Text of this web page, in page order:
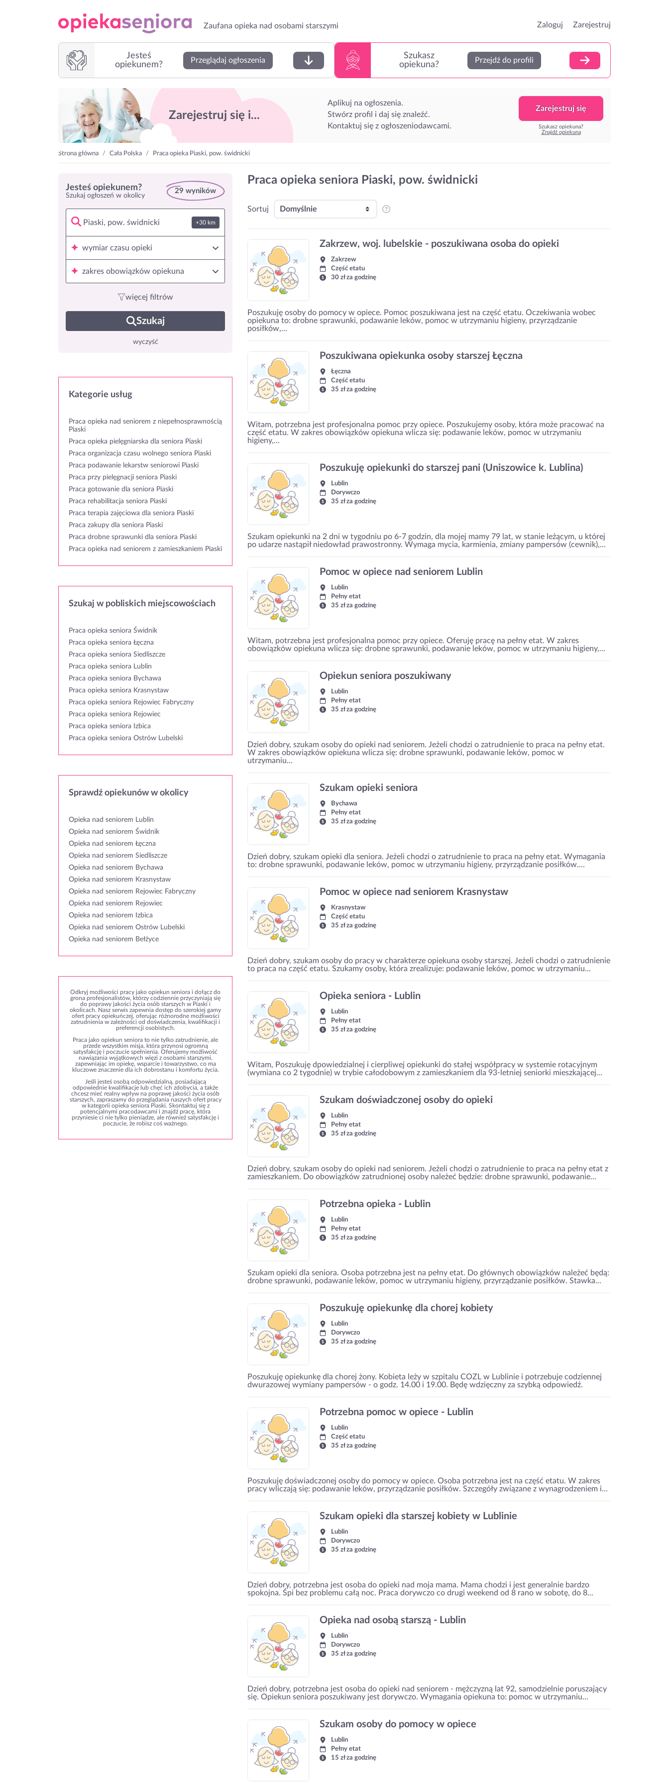
Zaufana opieka nad osobami starszymi Zaloguj Zarejestruj
Jesteś
opiekunem?
Przeglądaj ogłoszenia
Szukasz
opiekuna?
Przejdź do profili
Zarejestruj się i...
Aplikuj na ogłoszenia.
Stwórz profil i daj się znaleźć.
Kontaktuj się z ogłoszeniodawcami.
Zarejestruj się
Szukasz opiekuna?
Znajdź opiekuna
Strona główna Cała Polska Praca opieka Piaski, pow. świdnicki
Jesteś opiekunem?
Szukaj ogłoszeń w okolicy
29 wyników
+30 km
wymiar czasu opieki
zakres obowiązków opiekuna
więcej filtrów
Szukaj
wyczyść
Kategorie usług
Praca opieka nad seniorem z niepełnosprawnością
Piaski
Praca opieka pielęgniarska dla seniora Piaski
Praca organizacja czasu wolnego seniora Piaski
Praca podawanie lekarstw seniorowi Piaski
Praca przy pielęgnacji seniora Piaski
Praca gotowanie dla seniora Piaski
Praca rehabilitacja seniora Piaski
Praca terapia zajęciowa dla seniora Piaski
Praca zakupy dla seniora Piaski
Praca drobne sprawunki dla seniora Piaski
Praca opieka nad seniorem z zamieszkaniem Piaski
Szukaj w pobliskich miejscowościach
Praca opieka seniora Świdnik
Praca opieka seniora Łęczna
Praca opieka seniora Siedliszcze
Praca opieka seniora Lublin
Praca opieka seniora Bychawa
Praca opieka seniora Krasnystaw
Praca opieka seniora Rejowiec Fabryczny
Praca opieka seniora Rejowiec
Praca opieka seniora Izbica
Praca opieka seniora Ostrów Lubelski
Sprawdź opiekunów w okolicy
Opieka nad seniorem Lublin
Opieka nad seniorem Świdnik
Opieka nad seniorem Łęczna
Opieka nad seniorem Siedliszcze
Opieka nad seniorem Bychawa
Opieka nad seniorem Krasnystaw
Opieka nad seniorem Rejowiec Fabryczny
Opieka nad seniorem Rejowiec
Opieka nad seniorem Izbica
Opieka nad seniorem Ostrów Lubelski
Opieka nad seniorem Bełżyce
Odkryj możliwości pracy jako opiekun seniora i dołącz do
grona profesjonalistów, którzy codziennie przyczyniają się
do poprawy jakości życia osób starszych w Piaski i
okolicach. Nasz serwis zapewnia dostęp do szerokiej gamy
ofert pracy opiekuńczej, oferując różnorodne możliwości
zatrudnienia w zależności od doświadczenia, kwalifikacji i
preferencji osobistych.
Praca jako opiekun seniora to nie tylko zatrudnienie, ale
przede wszystkim misja, która przynosi ogromną
satysfakcję i poczucie spełnienia. Oferujemy możliwość
nawiązania wyjątkowych więzi z osobami starszymi,
zapewniając im opiekę, wsparcie i towarzystwo, co ma
kluczowe znaczenie dla ich dobrostanu i komfortu życia.
Jeśli jesteś osobą odpowiedzialną, posiadającą
odpowiednie kwalifikacje lub chęć ich zdobycia, a także
chcesz mieć realny wpływ na poprawę jakości życia osób
starszych, zapraszamy do przeglądania naszych ofert pracy
w kategorii opieka seniora Piaski. Skontaktuj się z
potencjalnymi pracodawcami i znajdź pracę, która
przyniesie ci nie tylko pieniądze, ale również satysfakcję i
poczucie, że robisz coś ważnego.
Praca opieka seniora Piaski, pow. świdnicki
Sortuj
Zakrzew, woj. lubelskie - poszukiwana osoba do opieki
Zakrzew
Część etatu
30 zł za godzinę
Poszukuję osoby do pomocy w opiece. Pomoc poszukiwana jest na część etatu. Oczekiwania wobec
opiekuna to: drobne sprawunki, podawanie leków, pomoc w utrzymaniu higieny, przyrządzanie
posiłków,...
Poszukiwana opiekunka osoby starszej Łęczna
Łęczna
Część etatu
35 zł za godzinę
Witam, potrzebna jest profesjonalna pomoc przy opiece. Poszukujemy osoby, która może pracować na
część etatu. W zakres obowiązków opiekuna wlicza się: podawanie leków, pomoc w utrzymaniu
higieny,...
Poszukuję opiekunki do starszej pani (Uniszowice k. Lublina)
Lublin
Dorywczo
35 zł za godzinę
Szukam opiekunki na 2 dni w tygodniu po 6-7 godzin, dla mojej mamy 79 lat, w stanie leżącym, u której
po udarze nastąpił niedowład prawostronny. Wymaga mycia, karmienia, zmiany pampersów (cewnik),...
Pomoc w opiece nad seniorem Lublin
Lublin
Pełny etat
35 zł za godzinę
Witam, potrzebna jest profesjonalna pomoc przy opiece. Oferuję pracę na pełny etat. W zakres
obowiązków opiekuna wlicza się: drobne sprawunki, podawanie leków, pomoc w utrzymaniu higieny,...
Opiekun seniora poszukiwany
Lublin
Pełny etat
35 zł za godzinę
Dzień dobry, szukam osoby do opieki nad seniorem. Jeżeli chodzi o zatrudnienie to praca na pełny etat.
W zakres obowiązków opiekuna wlicza się: drobne sprawunki, podawanie leków, pomoc w
utrzymaniu...
Szukam opieki seniora
Bychawa
Pełny etat
35 zł za godzinę
Dzień dobry, szukam opieki dla seniora. Jeżeli chodzi o zatrudnienie to praca na pełny etat. Wymagania
to: drobne sprawunki, podawanie leków, pomoc w utrzymaniu higieny, przyrządzanie posiłków....
Pomoc w opiece nad seniorem Krasnystaw
Krasnystaw
Część etatu
35 zł za godzinę
Dzień dobry, szukam osoby do pracy w charakterze opiekuna osoby starszej. Jeżeli chodzi o zatrudnienie
to praca na część etatu. Szukamy osoby, która zrealizuje: podawanie leków, pomoc w utrzymaniu...
Opieka seniora - Lublin
Lublin
Pełny etat
35 zł za godzinę
Witam, Poszukuję dpowiedzialnej i cierpliwej opiekunki do stałej współpracy w systemie rotacyjnym
(wymiana co 2 tygodnie) w trybie całodobowym z zamieszkaniem dla 93-letniej seniorki mieszkającej...
Szukam doświadczonej osoby do opieki
Lublin
Pełny etat
35 zł za godzinę
Dzień dobry, szukam osoby do opieki nad seniorem. Jeżeli chodzi o zatrudnienie to praca na pełny etat z
zamieszkaniem. Do obowiązków zatrudnionej osoby należeć będzie: drobne sprawunki, podawanie...
Potrzebna opieka - Lublin
Lublin
Pełny etat
35 zł za godzinę
Szukam opieki dla seniora. Osoba potrzebna jest na pełny etat. Do głównych obowiązków należeć będą:
drobne sprawunki, podawanie leków, pomoc w utrzymaniu higieny, przyrządzanie posiłków. Stawka...
Poszukuję opiekunkę dla chorej kobiety
Lublin
Dorywczo
35 zł za godzinę
Poszukuję opiekunkę dla chorej żony. Kobieta leży w szpitalu COZL w Lublinie i potrzebuje codziennej
dwurazowej wymiany pampersów - o godz. 14.00 i 19.00. Będę wdzięczny za szybką odpowiedź.
Potrzebna pomoc w opiece - Lublin
Lublin
Część etatu
35 zł za godzinę
Poszukuję doświadczonej osoby do pomocy w opiece. Osoba potrzebna jest na część etatu. W zakres
pracy wliczają się: podawanie leków, przyrządzanie posiłków. Szczegóły związane z wynagrodzeniem i...
Szukam opieki dla starszej kobiety w Lublinie
Lublin
Dorywczo
35 zł za godzinę
Dzień dobry, potrzebna jest osoba do opieki nad moja mama. Mama chodzi i jest generalnie bardzo
spokojna. Śpi bez problemu całą noc. Praca dorywczo co drugi weekend od 8 rano w sobotę, do 8...
Opieka nad osobą starszą - Lublin
Lublin
Dorywczo
35 zł za godzinę
Dzień dobry, potrzebna jest osoba do opieki nad seniorem - mężczyzną lat 92, samodzielnie poruszający
się. Opiekun seniora poszukiwany jest dorywczo. Wymagania opiekuna to: pomoc w utrzymaniu...
Szukam osoby do pomocy w opiece
Lublin
Pełny etat
15 zł za godzinę